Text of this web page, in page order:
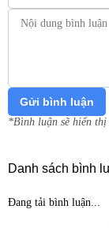
Gửi bình luận
*Bình luận sẽ hiển thị
Danh sách bình
Đang tải bình luận...